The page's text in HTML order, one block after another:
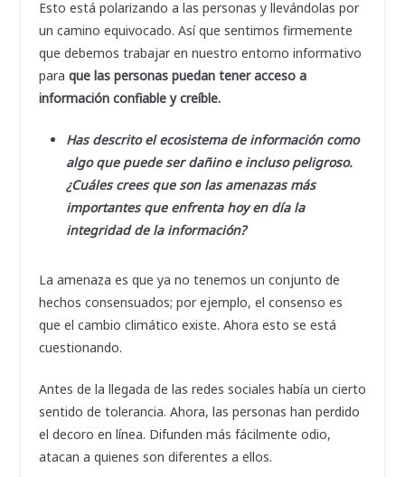
Esto está polarizando a las personas y llevándolas por
un camino equivocado. Así que sentimos firmemente
que debemos trabajar en nuestro entorno informativo
para que las personas puedan tener acceso a
información confiable y creíble.
Has descrito el ecosistema de información como
algo que puede ser dañino e incluso peligroso.
¿Cuáles crees que son las amenazas más
importantes que enfrenta hoy en día la
integridad de la información?
La amenaza es que ya no tenemos un conjunto de
hechos consensuados; por ejemplo, el consenso es
que el cambio climático existe. Ahora esto se está
cuestionando.
Antes de la llegada de las redes sociales había un cierto
sentido de tolerancia. Ahora, las personas han perdido
el decoro en línea. Difunden más fácilmente odio,
atacan a quienes son diferentes a ellos.